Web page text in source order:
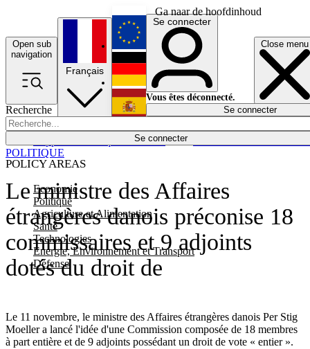
Ga naar de hoofdinhoud
Open sub
navigation
Close menu
Recherche
Se connecter
POLICY AREAS
Economie
Politique
Agriculture et Alimentation
Santé
Technologies
Energie, Environnement et Transport
Défense
Économie
Français
English
Deutsch
Español
Se connecter
Vous êtes déconnecté.
Se connecter
Le ministre des Affaires
étrangères danois préconise 18
commissaires et 9 adjoints
dotés du droit de
Le 11 novembre, le ministre des Affaires étrangères danois Per Stig
Moeller a lancé l'idée d'une Commission composée de 18 membres
à part entière et de 9 adjoints possédant un droit de vote « entier ».
POLITIQUE